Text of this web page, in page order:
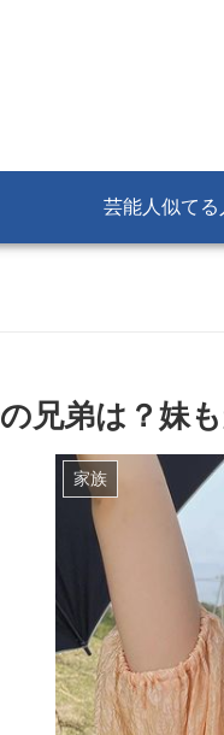
芸能人似てる
兄弟は？妹
家族